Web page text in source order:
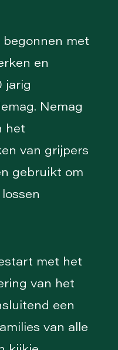
begonnen met
en
jarig
Nemag
het
van grijpers
gebruikt om
met het
van het
een
van alle